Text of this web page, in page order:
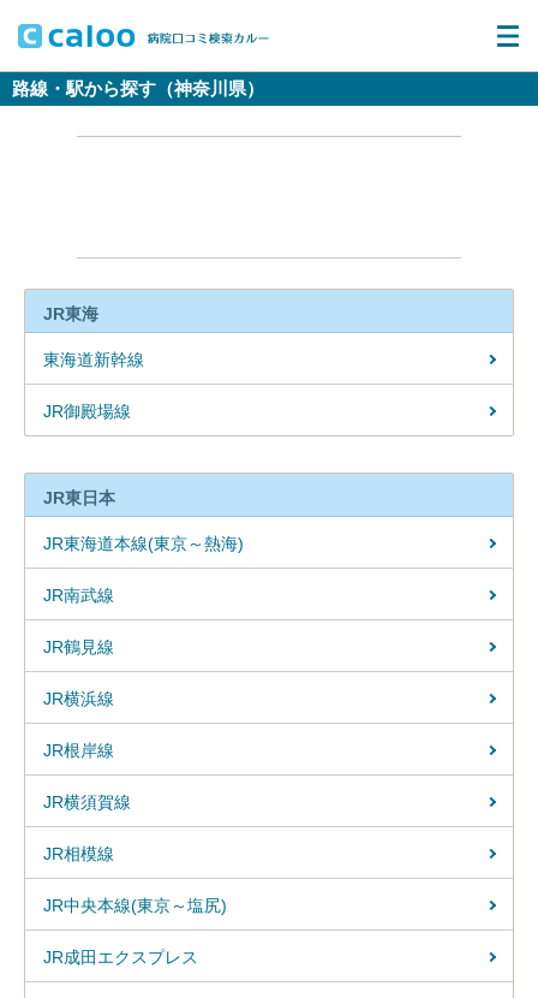
路線・駅から探す（神奈川県）
JR東海
東海道新幹線
JR御殿場線
JR東日本
JR東海道本線(東京～熱海)
JR南武線
JR鶴見線
JR横浜線
JR根岸線
JR横須賀線
JR相模線
JR中央本線(東京～塩尻)
JR成田エクスプレス